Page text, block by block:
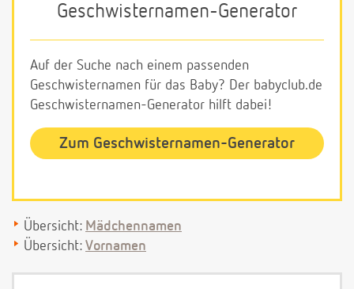
Geschwisternamen-Generator
Auf der Suche nach einem passenden
Geschwisternamen für das Baby? Der babyclub.de
Geschwisternamen-Generator hilft dabei!
Zum Geschwisternamen-Generator
Übersicht: Mädchennamen
Übersicht: Vornamen